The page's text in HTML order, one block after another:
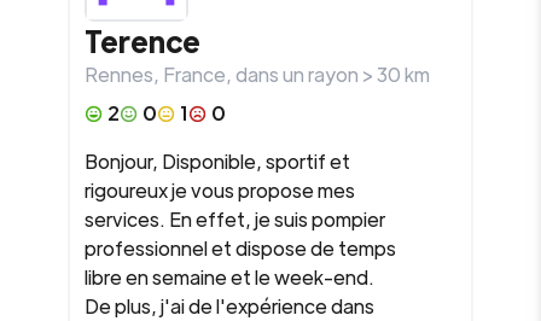
Terence
Rennes, France, dans un rayon >30km
2
0 1
0
Bonjour, Disponible, sportif et
rigoureux je vous propose mes
services. En effet, je suis pompier
professionnel et dispose de temps
libre en semaine et le week-end.
De plus, j'ai de l'expérience dans